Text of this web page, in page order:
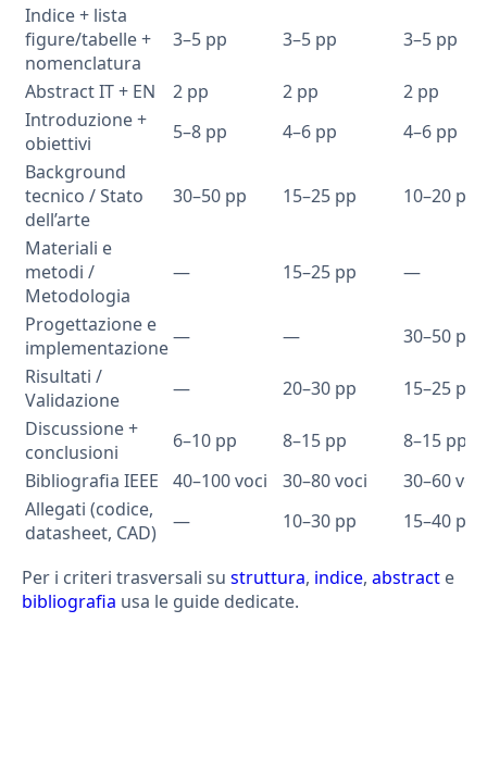
Indice + lista
figure/tabelle +
nomenclatura
3–5 pp 3–5 pp 3–5 pp
Abstract IT + EN 2 pp 2 pp
2 pp
Introduzione +
obiettivi
5–8 pp 4–6 pp
4–6 pp
Background
tecnico / Stato
dell’arte
30–50 pp 15–25 pp 10–20 pp
Materiali e
metodi /
Metodologia
— 15–25 pp —
Progettazione e
implementazione— —
30–50 pp
Risultati /
Validazione
— 20–30 pp
15–25 pp
Discussione +
conclusioni
6–10 pp 8–15 pp
8–15 pp
Bibliografia IEEE
40–100 voci 30–80 voci
30–60 voci
Allegati (codice,
datasheet, CAD)
— 10–30 pp 15–40 pp
Per i criteri trasversali su struttura, indice, abstract e
bibliografia usa le guide dedicate.